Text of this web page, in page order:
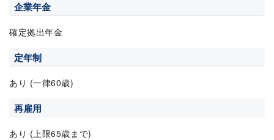
企業年金
確定拠出年金
定年制
あり (一律60歳)
再雇用
あり (上限65歳まで)